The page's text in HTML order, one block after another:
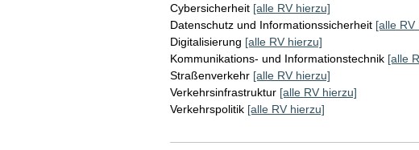
Cybersicherheit [alle RV hierzu]
Datenschutz und Informationssicherheit [alle RV
Digitalisierung [alle RV hierzu]
Kommunikations- und Informationstechnik [alle
Straßenverkehr [alle RV hierzu]
Verkehrsinfrastruktur [alle RV hierzu]
Verkehrspolitik [alle RV hierzu]